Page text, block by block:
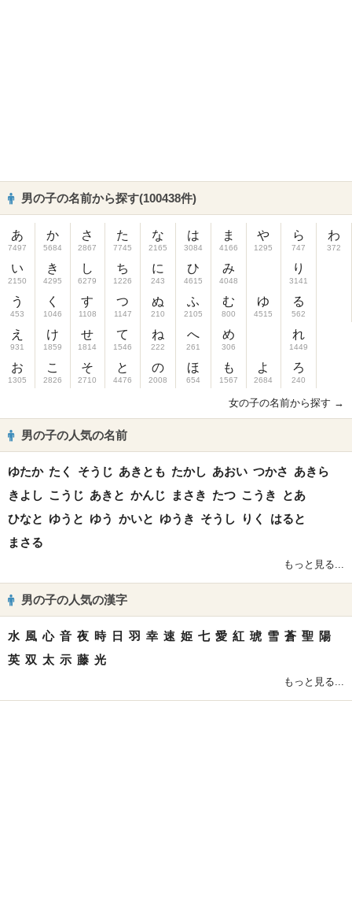
男の子の名前から探す(100438件)
あ
7497
い
2150
う
453
え
931
お
1305
か
5684
き
4295
く
1046
け
1859
こ
2826
さ
2867
し
6279
す
1108
せ
1814
そ
2710
た
7745
ち
1226
つ
1147
て
1546
と
4476
な
2165
に
243
ぬ
210
ね
222
の
2008
は
3084
ひ
4615
ふ
2105
へ
261
ほ
654
ま
4166
み
4048
む
800
め
306
も
1567
や
1295
ゆ
4515
よ
2684
ら
747
り
3141
る
562
れ
1449
ろ
240
わ
372
女の子の名前から探す →
男の子の人気の名前
ゆたか たく そうじ あきとも たかし あおい つかさ あきら
きよし こうじ あきと かんじ まさき たつ こうき
とあ
ひなと ゆうと ゆう かいと ゆうき そうし りく
はると
まさる
もっと見る...
男の子の人気の漢字
水 風 心 音 夜 時 日 羽 幸 速 姫 七 愛 紅 琥 雪 蒼 聖 陽
英 双 太 示 藤 光
もっと見る...